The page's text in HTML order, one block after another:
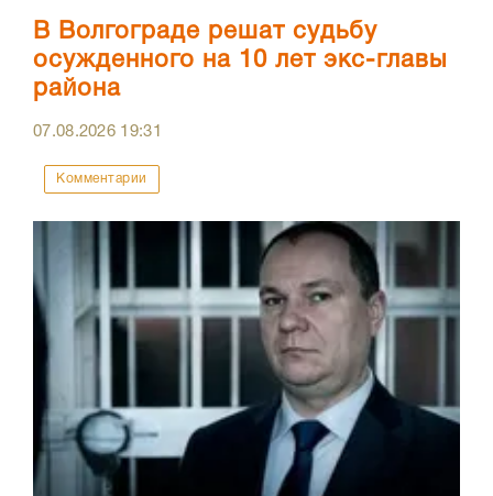
В Волгограде решат судьбу
осужденного на 10 лет экс-главы
района
07.08.2026 19:31
Комментарии